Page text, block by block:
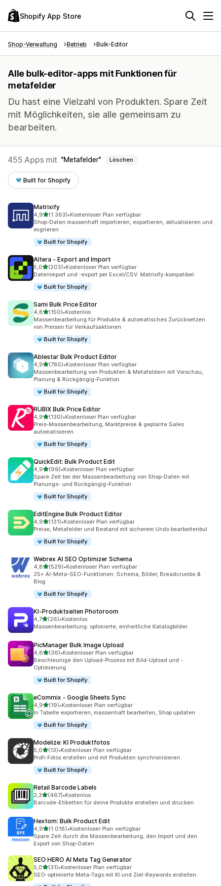
Shopify App Store
Shop-Verwaltung Betrieb Bulk-Editor
Alle bulk-editor-apps mit Funktionen für
metafelder
Du hast eine Vielzahl von Produkten. Spare Zeit
mit Möglichkeiten, sie alle gemeinsam zu
bearbeiten.
455 Apps mit Metafelder Löschen
Built for Shopify
Matrixify
4,9von 5 Sternen
(1.363)
1363 Rezensionen insgesamt
•Kostenloser Plan verfügbar
Shop-Daten massenhaft importieren, exportieren, aktualisieren und
migrieren
Built for Shopify
Altera ‑ Export and Import
5,0von 5 Sternen
(203)
203 Rezensionen insgesamt
•Kostenloser Plan verfügbar
Datenimport und -export per Excel/CSV. Matrixify-kompatibel
Built for Shopify
Sami Bulk Price Editor
4,8von 5 Sternen
(150)
150 Rezensionen insgesamt
•Kostenlos
Massenbearbeitung für Produkte & automatisches Zurücksetzen
von Preisen für Verkaufsaktionen
Built for Shopify
Ablestar Bulk Product Editor
4,9von 5 Sternen
(785)
785 Rezensionen insgesamt
•Kostenloser Plan verfügbar
Massenbearbeitung von Produkten & Metafeldern mit Vorschau,
Planung & Rückgängig-Funktion
Built for Shopify
RUBIX Bulk Price Editor
4,9von 5 Sternen
(130)
130 Rezensionen insgesamt
•Kostenloser Plan verfügbar
Preis-Massenbearbeitung, Marktpreise & geplante Sales
automatisieren
Built for Shopify
QuickEdit: Bulk Product Edit
4,9von 5 Sternen
(99)
99 Rezensionen insgesamt
•Kostenloser Plan verfügbar
Spare Zeit bei der Massenbearbeitung von Shop-Daten mit
Planungs- und Rückgängig-Funktion
Built for Shopify
EditEngine Bulk Product Editor
4,9von 5 Sternen
(131)
131 Rezensionen insgesamt
•Kostenloser Plan verfügbar
Preise, Metafelder und Bestand mit sicherem Undo bearbeitenbul
Built for Shopify
Webrex AI SEO Optimizer Schema
4,8von 5 Sternen
(529)
529 Rezensionen insgesamt
•Kostenloser Plan verfügbar
25+ AI-Meta-SEO-Funktionen: Schema, Bilder, Breadcrumbs &
Blog
Built for Shopify
KI‑Produktseiten Photoroom
4,7von 5 Sternen
(26)
26 Rezensionen insgesamt
•Kostenlos
Massenbearbeitung: optimierte, einheitliche Katalogbilder.
PicManager Bulk Image Upload
4,6von 5 Sternen
(36)
36 Rezensionen insgesamt
•Kostenloser Plan verfügbar
Beschleunige den Upload-Prozess mit Bild-Upload und -
Optimierung
Built for Shopify
eCommix ‑ Google Sheets Sync
4,9von 5 Sternen
(19)
19 Rezensionen insgesamt
•Kostenloser Plan verfügbar
In Tabelle exportieren, massenhaft bearbeiten, Shop updaten
Built for Shopify
Modelize: KI Produktfotos
5,0von 5 Sternen
(13)
13 Rezensionen insgesamt
•Kostenloser Plan verfügbar
Profi-Fotos erstellen und mit Produkten synchronisieren.
Built for Shopify
Retail Barcode Labels
2,3von 5 Sternen
(467)
467 Rezensionen insgesamt
•Kostenlos
Barcode-Etiketten für deine Produkte erstellen und drucken
Hextom: Bulk Product Edit
4,9von 5 Sternen
(1.018)
1018 Rezensionen insgesamt
•Kostenloser Plan verfügbar
Spare Zeit durch die Massenbearbeitung, den Import und den
Export von Shop-Daten
SEO HERO AI Meta Tag Generator
5,0von 5 Sternen
(31)
31 Rezensionen insgesamt
•Kostenloser Plan verfügbar
SEO-optimierte Meta-Tags mit KI und Ziel-Keywords erstellen.